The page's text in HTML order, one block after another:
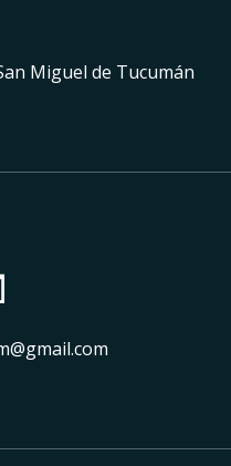
Miguel de Tucumán